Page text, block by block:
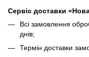
Сервіс доставки
Всі замовлення
днів;
Термін доставки